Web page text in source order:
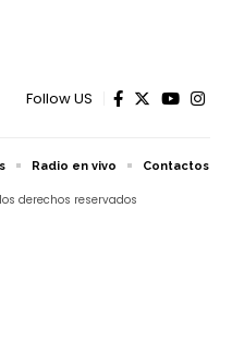
Follow US
derechos reservados
Radio en vivo Contactos